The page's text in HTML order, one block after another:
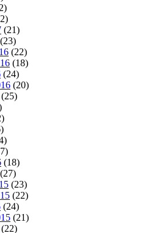
(21)
(23)
(22)
(18)
(24)
(20)
(25)
(18)
(27)
(23)
(22)
(24)
(21)
(22)